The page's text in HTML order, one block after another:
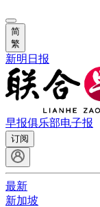
简
繁
新明日报
早报俱乐部电子报
订阅
最新
新加坡